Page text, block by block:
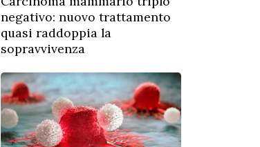
negativo: nuovo trattamento
quasi raddoppia la
sopravvivenza